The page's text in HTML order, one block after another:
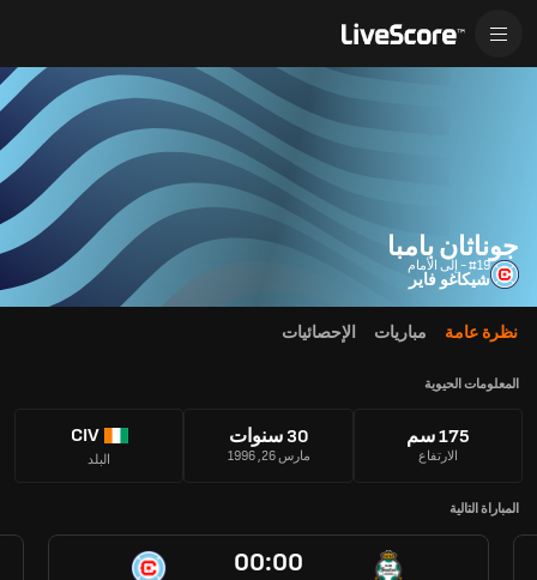
جوناثان بامبا
#19 - إلى الأمام
شيكاغو فاير
نظرة عامة مباريات الإحصائيات
المعلومات الحيوية
175 سم
الارتفاع
30 سنوات
مارس 26, 1996
CIV
البلد
المباراة التالية
00:00